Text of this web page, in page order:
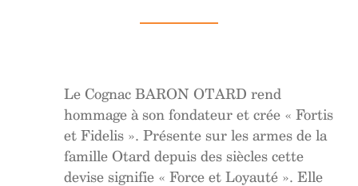
Le Cognac BARON OTARD rend
hommage à son fondateur et crée « Fortis
et Fidelis ». Présente sur les armes de la
famille Otard depuis des siècles cette
devise signifie « Force et Loyauté ». Elle